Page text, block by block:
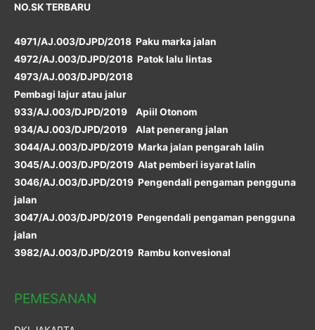
NO.SK TERBARU
4971/AJ.003/DJPD/2018 Paku marka jalan
4972/AJ.003/DJPD/2018 Patok lalu lintas
4973/AJ.003/DJPD/2018
Pembagi lajur atau jalur
933/AJ.003/DJPD/2019 Apiil Otonom
934/AJ.003/DJPD/2019 Alat penerang jalan
3044/AJ.003/DJPD/2019 Marka jalan pengarah lalin
3045/AJ.003/DJPD/2019 Alat pemberi isyarat lalin
3046/AJ.003/DJPD/2019 Pengendali pengaman pengguna
jalan
3047/AJ.003/DJPD/2019 Pengendali pengaman pengguna
jalan
3982/AJ.003/DJPD/2019 Rambu konvesional
PEMESANAN